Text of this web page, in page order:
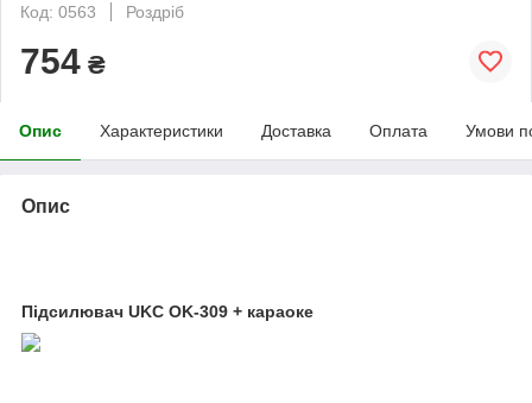
Код: 0563
Роздріб
754 ₴
Опис Характеристики Доставка Оплата Умови
Опис
Підсилювач UKC OK-309 + караоке